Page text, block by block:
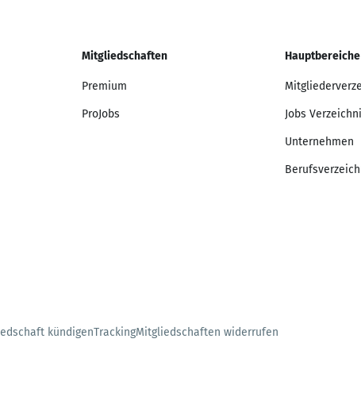
Mitgliedschaften
Premium
ProJobs
Hauptbereiche
Jobs
Unternehmen
kündigenTrackingMitgliedschaften widerrufen